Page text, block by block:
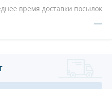
время доставки посылок
—